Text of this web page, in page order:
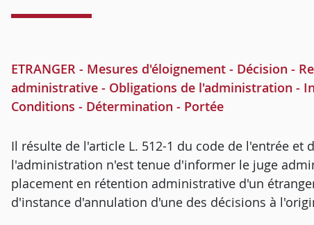
ETRANGER - Mesures d'éloignement - Décision -
administrative - Obligations de l'administration -
Conditions - Détermination - Portée
Il résulte de l'article L. 512-1 du code de l'entrée
l'administration n'est tenue d'informer le juge
placement en rétention administrative d'un
d'instance d'annulation d'une des décisions à